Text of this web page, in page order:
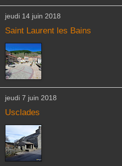
jeudi 14 juin 2018
Saint Laurent les Bains
jeudi 7 juin 2018
Usclades